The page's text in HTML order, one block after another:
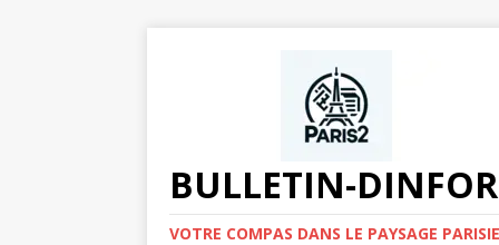
BULLETIN-
VOTRE COMPAS DANS LE PAYSAGE